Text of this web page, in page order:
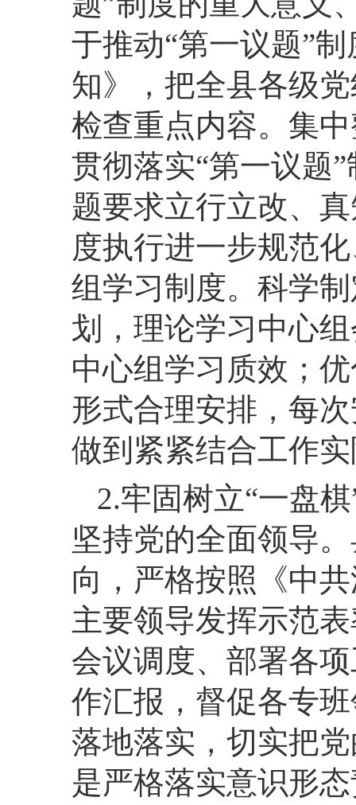
于推动“第一议题”
知》，把全县各级
检查重点内容。集
贯彻落实“第一议题
题要求立行立改、
度执行进一步规范
组学习制度。科学
划，理论学习中心
中心组学习质效；
形式合理安排，每
做到紧紧结合工作
2.牢固树立“一盘
坚持党的全面领导
向，严格按照《中
主要领导发挥示范
会议调度、部署各
作汇报，督促各专
落地落实，切实把
是严格落实意识形